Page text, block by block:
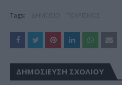
Tags:
ΔΗΜΟΣΊΕΥΣΗ ΣΧΟΛΊΟΥ